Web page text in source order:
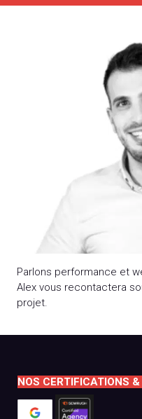
Parlons performance et
Alex vous recontactera
projet.
NOS CERTIFICATIONS